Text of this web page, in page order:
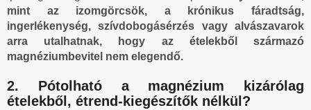
mint az izomgörcsök, a krónikus fáradtság,
ingerlékenység, szívdobogásérzés vagy alvászavarok
arra utalhatnak, hogy az ételekből származó
magnéziumbevitel nem elegendő.
2. Pótolható a magnézium kizárólag
ételekből, étrend-kiegészítők nélkül?